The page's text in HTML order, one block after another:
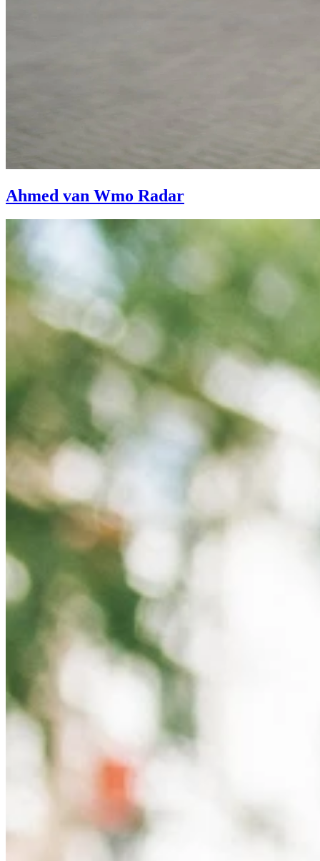
Ahmed van Wmo Radar